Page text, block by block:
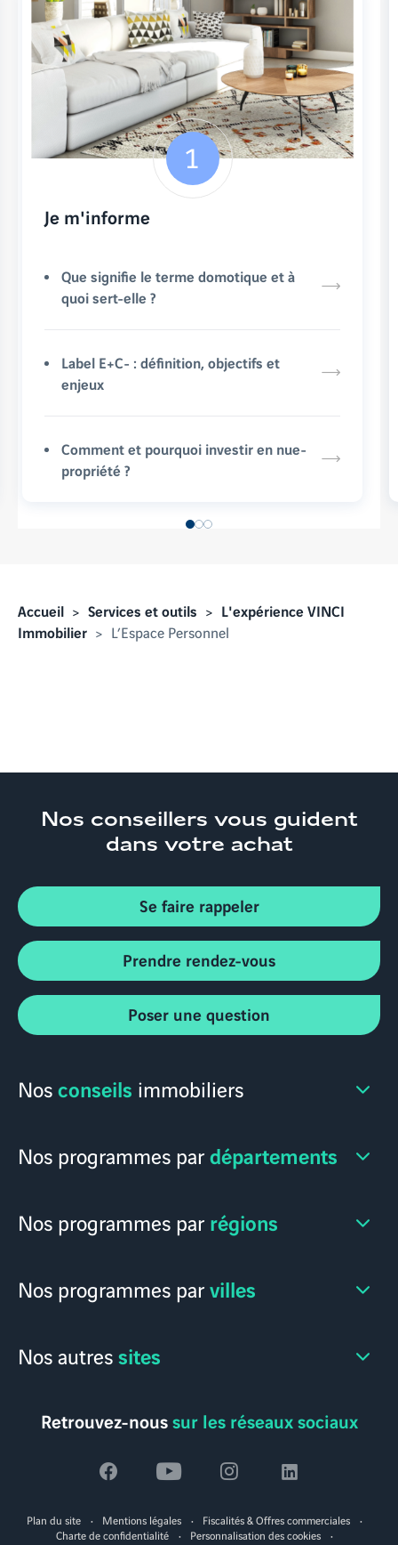
Je m'informe
Que signifie le terme domotique et à
quoi sert-elle ?
Label E+C- : définition, objectifs et
enjeux
Comment et pourquoi investir en nue-
propriété ?
Accueil Services et outils
L'expérience VINCI
Immobilier
L’Espace Personnel
Nos conseillers vous guident
dans votre achat
Se faire rappeler
Prendre rendez-vous
Poser une question
Nosconseils immobiliers
Nos programmes pardépartements
Nos programmes par régions
Nos programmes parvilles
Nos autressites
Retrouvez-noussur les réseaux sociaux
Voir
la
page
Voir
la
page
Voir
la
page
Voir
page
Plan du site Mentions légales
Fiscalités & Offres commerciales
Charte de confidentialité
Personnalisation des cookies